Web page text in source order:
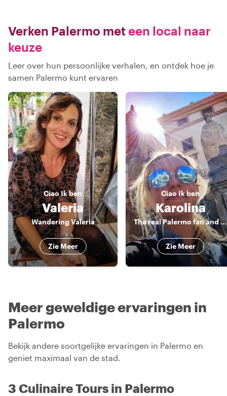
Verken Palermo meteen local naar
keuze
Leer over hun persoonlijke verhalen, en ontdek hoe je
samen Palermo kunt ervaren
CiaoIk ben
Valeria
Wandering Valeria
Zie Meer
CiaoIk ben
Karolina
The real Palermo fan and food lover
Zie Meer
Meer geweldige ervaringen in
Palermo
Bekijk andere soortgelijke ervaringen in Palermo en
geniet maximaal van de stad.
3 Culinaire Tours in Palermo